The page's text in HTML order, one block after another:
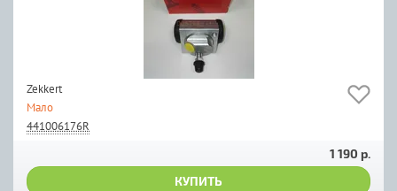
Zekkert
Мало
441006176R
1 190 р.
КУПИТЬ